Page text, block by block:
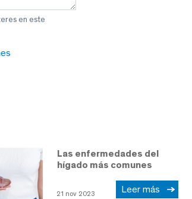
en este
Las enfermedades del
hígado más comunes
21 nov 2023 Leer más